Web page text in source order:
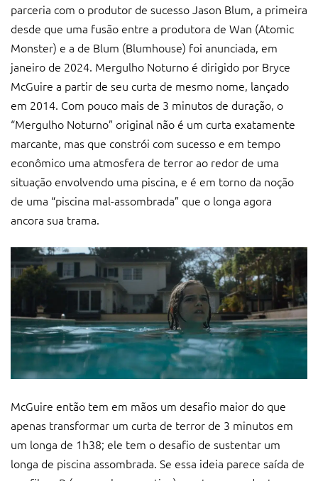
parceria com o produtor de sucesso Jason Blum, a primeira
desde que uma fusão entre a produtora de Wan (Atomic
Monster) e a de Blum (Blumhouse) foi anunciada, em
janeiro de 2024. Mergulho Noturno é dirigido por Bryce
McGuire a partir de seu curta de mesmo nome, lançado
em 2014. Com pouco mais de 3 minutos de duração, o
“Mergulho Noturno” original não é um curta exatamente
marcante, mas que constrói com sucesso e em tempo
econômico uma atmosfera de terror ao redor de uma
situação envolvendo uma piscina, e é em torno da noção
de uma “piscina mal-assombrada” que o longa agora
ancora sua trama.
McGuire então tem em mãos um desafio maior do que
apenas transformar um curta de terror de 3 minutos em
um longa de 1h38; ele tem o desafio de sustentar um
longa de piscina assombrada. Se essa ideia parece saída de